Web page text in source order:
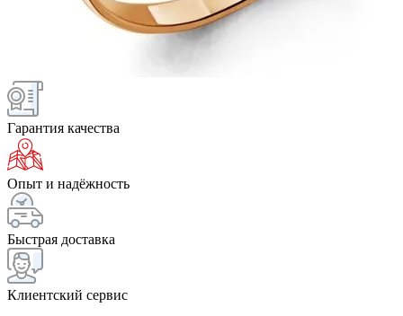
Гарантия качества
Опыт и надёжность
Быстрая доставка
Клиентский сервис